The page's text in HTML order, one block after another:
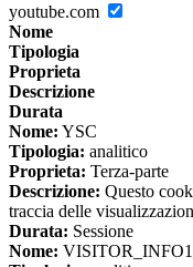
youtube.com
Nome
Tipologia
Proprieta
Descrizione
Durata
Nome: YSC
Tipologia: analitico
Proprieta: Terza-parte
Descrizione: Questo
traccia delle
Durata: Sessione
Nome: